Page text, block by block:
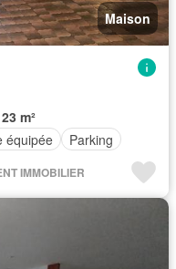
Maison
m²
équipée Parking
IMMOBILIER